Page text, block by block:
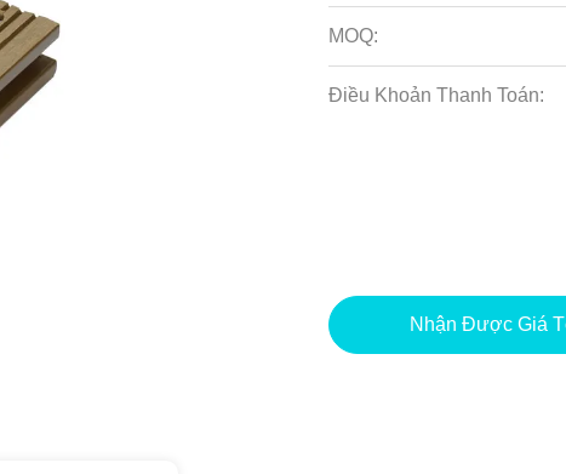
MOQ:
Điều Khoản Thanh Toán:
Nhận Được Giá